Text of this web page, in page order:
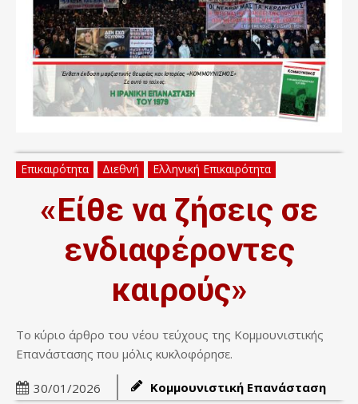
Επικαιρότητα Διεθνή Ελληνική Επικαιρότητα
«Είθε να ζήσεις σε
ενδιαφέροντες
καιρούς»
Το κύριο άρθρο του νέου τεύχους της Κομμουνιστικής
Επανάστασης που μόλις κυκλοφόρησε.
30/01/2026 Κομμουνιστική Επανάσταση